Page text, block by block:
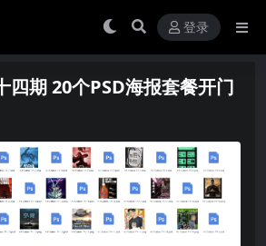
登录
期 20个PSD海报套餐开门